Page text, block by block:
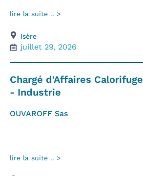
lire la suite .. >
Isère
juillet 29, 2026
Chargé d'Affaires Calorifuge
- Industrie
OUVAROFF Sas
lire la suite .. >